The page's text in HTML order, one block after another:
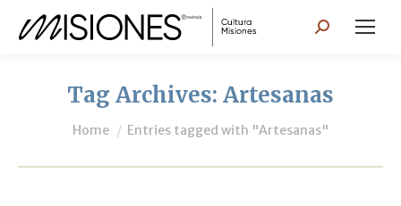
Search:
Tag Archives: Artesanas
You are here:
Home Entries tagged with "Artesanas"